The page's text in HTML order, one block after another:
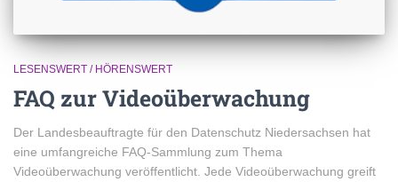
LESENSWERT / HÖRENSWERT
FAQ zur Videoüberwachung
Der Landesbeauftragte für den Datenschutz Niedersachsen hat
eine umfangreiche FAQ-Sammlung zum Thema
Videoüberwachung veröffentlicht. Jede Videoüberwachung greift